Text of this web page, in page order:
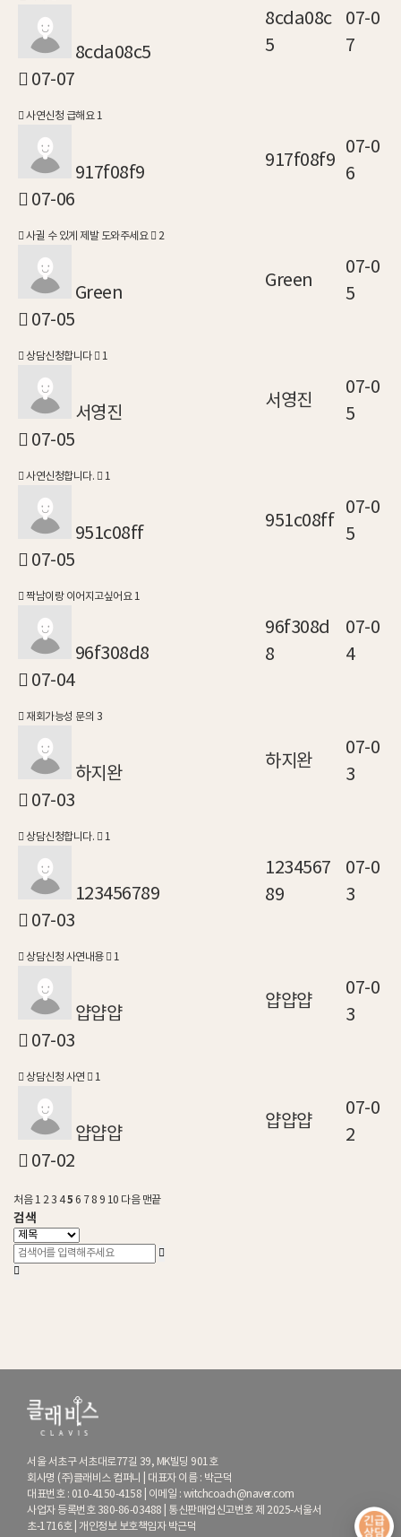
8cda08c5
07-07
8cda08c
5
07-0
7
사연신청 급해요 1
917f08f9
07-06
917f08f9
07-0
6
사귈 수 있게 제발 도와주세요 2
Green
07-05
Green
07-0
5
상담신청합니다 1
서영진
07-05
서영진
07-0
5
사연신청합니다. 1
951c08ff
07-05
951c08ff
07-0
5
짝남이랑 이어지고싶어요 1
96f308d8
07-04
96f308d
8
07-0
4
재회가능성 문의 3
하지완
07-03
하지완
07-0
3
상담신청합니다. 1
123456789
07-03
1234567
89
07-0
3
상담신청 사연내용 1
얍얍얍
07-03
얍얍얍
07-0
3
상담신청 사연 1
얍얍얍
07-02
얍얍얍
07-0
2
처음 1 2 3 4 5 6 7 8 9 10 다음 맨끝
검색
서울 서초구 서초대로77길 39, MK빌딩 901호
회사명 (주)클래비스 컴퍼니 | 대표자 이름 : 박근덕
대표번호 : 010-4150-4158 | 이메일 : witchcoach@naver.com
사업자 등록번호 380-86-03488 | 통신판매업신고번호 제 2025-서울서
초-1716호 | 개인정보 보호책임자 박근덕